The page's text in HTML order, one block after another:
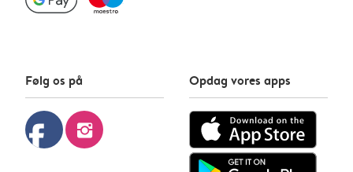
Følg os på
facebook instagram
Opdag vores apps